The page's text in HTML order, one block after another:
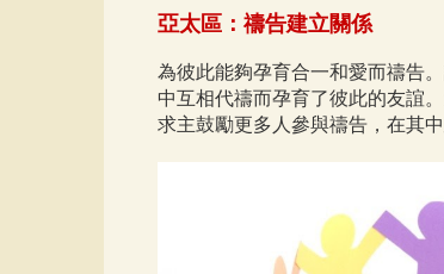
亞太區：禱告建立關係
為彼此能夠孕育合一和愛而禱告
中互相代禱而孕育了彼此的友誼
求主鼓勵更多人參與禱告，在其